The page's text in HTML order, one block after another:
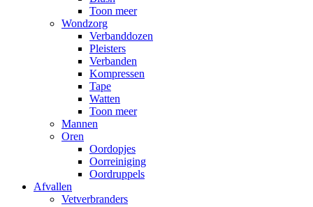
Toon meer
Wondzorg
Verbanddozen
Pleisters
Verbanden
Kompressen
Tape
Watten
Toon meer
Mannen
Oren
Oordopjes
Oorreiniging
Oordruppels
Afvallen
Vetverbranders